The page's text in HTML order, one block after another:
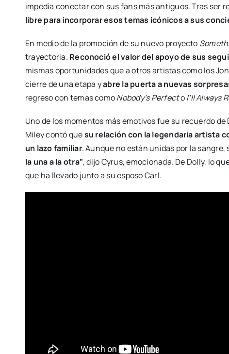
impedía conectar con sus fans más antiguos. Tras ser
libre para incorporar esos temas icónicos a sus
En medio de la promoción de su nuevo proyecto
trayectoria. Reconoció el valor del apoyo de sus
mismas oportunidades que a otros artistas como los
cierre de una etapa yabre la puerta a nuevas
regreso con temas comoNobody’s PerfectoI’ll Always
Uno de los momentos más emotivos fue su recuerdo
Miley contó quesu relación con la legendaria artista
un lazo familiar. Aunque no están unidas por la
la una a la otra”, dijo Cyrus, emocionada. De Dolly, lo
que ha llevado junto a su esposo Carl.